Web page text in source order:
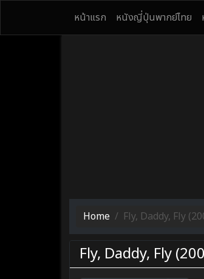
หน้าแรก หนังญี่ปุ่นพากย์ไทย
Home Fly, Daddy, Fly
Fly, Daddy, Fly